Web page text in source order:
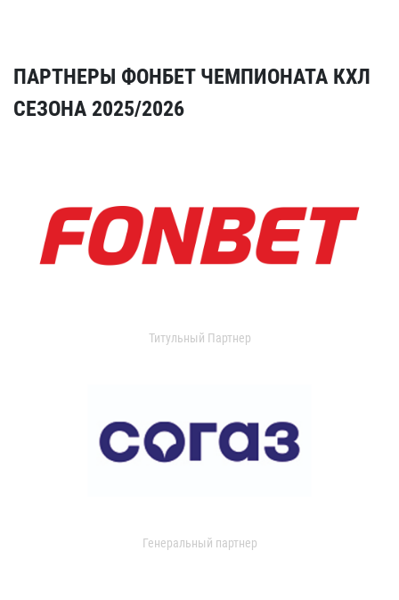
ПАРТНЕРЫ ФОНБЕТ ЧЕМПИОНАТА КХЛ
СЕЗОНА 2025/2026
Титульный Партнер
Генеральный партнер